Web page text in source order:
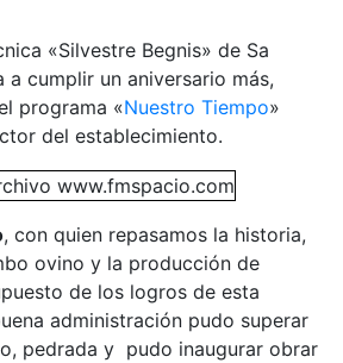
«Silvestre Begnis» de Sa
a cumplir un aniversario más,
programa «Nuestro Tiempo»
del establecimiento.
, con quien repasamos la historia,
ovino y la producción de
de los logros de esta
administración pudo superar
pedrada y pudo inaugurar obrar